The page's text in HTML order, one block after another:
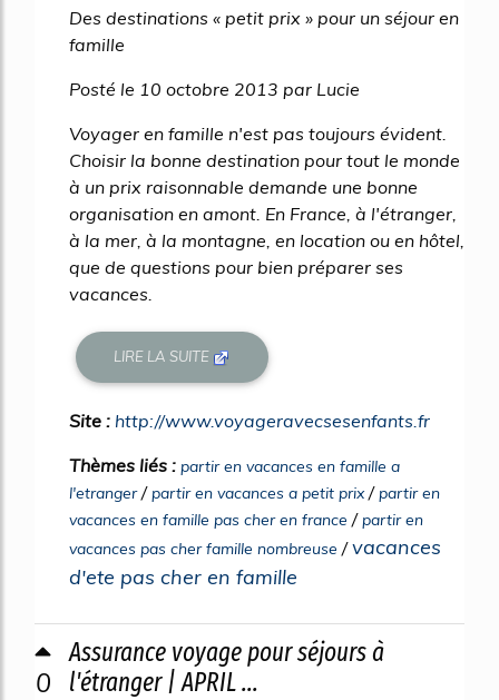
Des destinations « petit prix » pour un séjour en
famille
Posté le 10 octobre 2013 par Lucie
Voyager en famille n'est pas toujours évident.
Choisir la bonne destination pour tout le monde
à un prix raisonnable demande une bonne
organisation en amont. En France, à l'étranger,
à la mer, à la montagne, en location ou en hôtel,
que de questions pour bien préparer ses
vacances.
LIRE LA SUITE
Site : http://www.voyageravecsesenfants.fr
Thèmes liés : partir en vacances en famille a
l'etranger/ partir en vacances a petit prix/ partir en
vacances en famille pas cher en france / partir en
vacances pas cher famille nombreuse /vacances
d'ete pas cher en famille
0
Assurance voyage pour séjours à
l'étranger | APRIL ...